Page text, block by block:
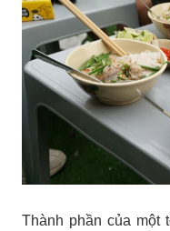
Thành phần của một